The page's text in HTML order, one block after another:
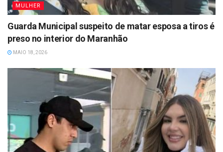
MULHER
Guarda Municipal suspeito de matar esposa a tiros é
preso no interior do Maranhão
MAIO 18, 2026